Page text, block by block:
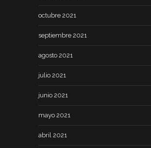
octubre 2021
septiembre 2021
agosto 2021
julio 2021
junio 2021
mayo 2021
abril 2021